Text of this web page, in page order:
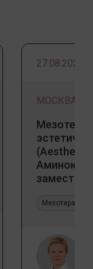
27.08.2026
МОСКВА
(Aesthetic
Мезотерапия